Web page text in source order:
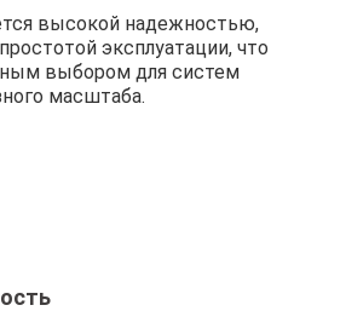
высокой надежностью,
эксплуатации, что
выбором для систем
масштаба.